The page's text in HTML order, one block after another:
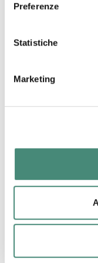
Preferenze
Statistiche
Marketing
Altri post di